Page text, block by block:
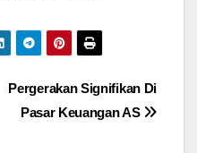
Pergerakan Signifikan Di
Pasar Keuangan AS